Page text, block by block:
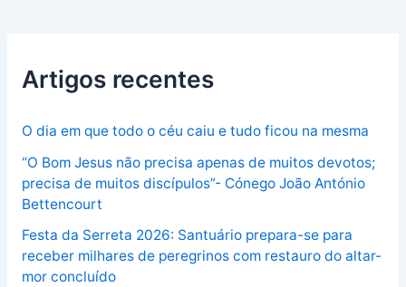
Artigos recentes
O dia em que todo o céu caiu e tudo ficou na mesma
“O Bom Jesus não precisa apenas de muitos devotos;
precisa de muitos discípulos”- Cónego João António
Bettencourt
Festa da Serreta 2026: Santuário prepara-se para
receber milhares de peregrinos com restauro do altar-
mor concluído